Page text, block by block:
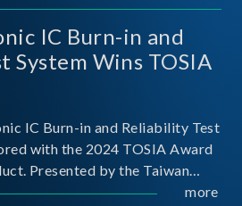
이 등에서 하나의
IC Burn-in and
Wins TOSIA
IC Burn-in and Reliability Test
with the 2024 TOSIA Award
Presented by the Taiwan
Industry
more